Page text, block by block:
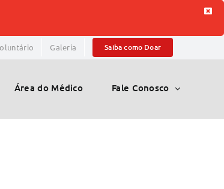
Galeria Saiba como Doar
Área do Médico Fale Conosco